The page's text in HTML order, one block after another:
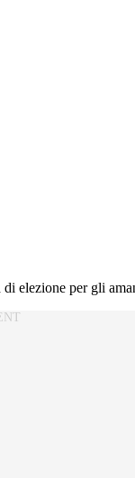
di elezione per gli